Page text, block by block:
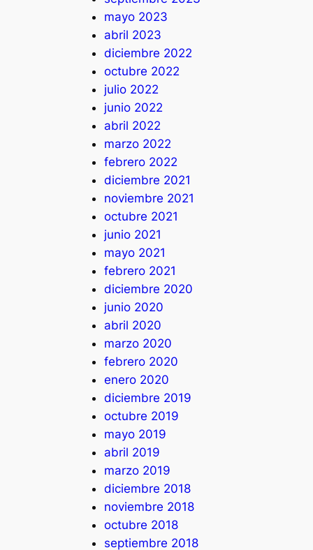
mayo 2023
abril 2023
diciembre 2022
octubre 2022
julio 2022
junio 2022
abril 2022
marzo 2022
febrero 2022
diciembre 2021
noviembre 2021
octubre 2021
junio 2021
mayo 2021
febrero 2021
diciembre 2020
junio 2020
abril 2020
marzo 2020
febrero 2020
enero 2020
diciembre 2019
octubre 2019
mayo 2019
abril 2019
marzo 2019
diciembre 2018
noviembre 2018
octubre 2018
septiembre 2018